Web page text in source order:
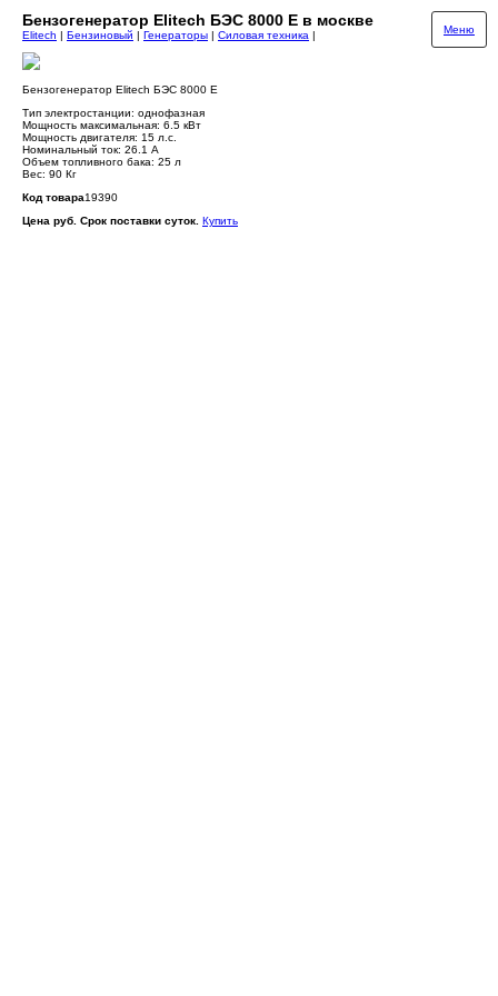
Бензогенератор Elitech БЭС 8000 Е в москве
Меню
Elitech | Бензиновый | Генераторы | Силовая техника |
Бензогенератор Elitech БЭС 8000 Е
Тип электростанции: однофазная
Мощность максимальная: 6.5 кВт
Мощность двигателя: 15 л.с.
Номинальный ток: 26.1 A
Объем топливного бака: 25 л
Вес: 90 Кг
Код товара19390
Цена руб. Срок поставки суток. Купить